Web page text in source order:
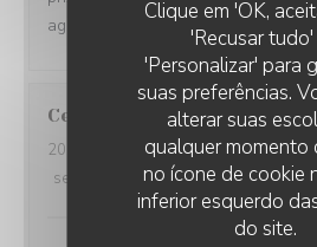
Clique em 'OK,
'Recusar
'Personalizar' para
suas preferências.
alterar suas
qualquer momento
no ícone de cookie
inferior esquerdo
do site.
agréable moment
Cecile
2026-08-05
- 12:45 - guests 3
service
ambience: 5/5 menu: 5 /
LE LANAUD